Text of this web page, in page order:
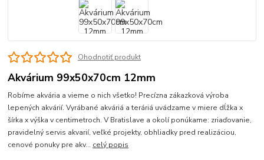
Ohodnotiť produkt
Akvárium 99x50x70cm 12mm
Robíme akvária a vieme o nich všetko! Precízna zákazková výroba
lepených akvárií. Vyrábané akváriá a teráriá uvádzame v miere dĺžka x
šírka x výška v centimetroch. V Bratislave a okolí ponúkame: zriaďovanie,
pravidelný servis akvarií, veľké projekty, obhliadky pred realizáciou,
cenové ponuky pre akv... celý popis